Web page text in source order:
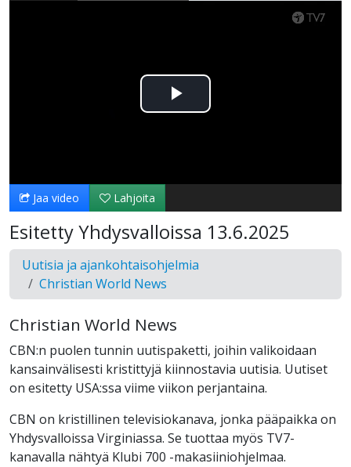
Toista
Jaa video Lahjoita
Esitetty Yhdysvalloissa 13.6.2025
Uutisia ja ajankohtaisohjelmia
Christian World News
Christian World News
CBN:n puolen tunnin uutispaketti, joihin valikoidaan
kansainvälisesti kristittyjä kiinnostavia uutisia. Uutiset
on esitetty USA:ssa viime viikon perjantaina.
CBN on kristillinen televisiokanava, jonka pääpaikka on
Yhdysvalloissa Virginiassa. Se tuottaa myös TV7-
kanavalla nähtyä Klubi 700 -makasiiniohjelmaa.